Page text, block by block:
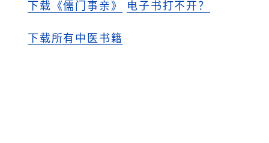
下载《儒门事亲》 电子书打不开？
下载所有中医书籍